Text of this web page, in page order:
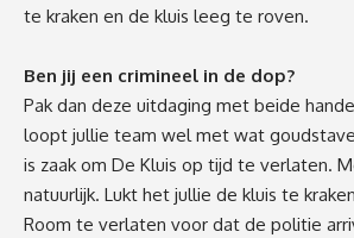
te kraken en de kluis leeg te roven.
Ben jij een crimineel in de dop?
Pak dan deze uitdaging met beide
loopt jullie team wel met wat
is zaak om De Kluis op tijd te verlaten.
natuurlijk. Lukt het jullie de kluis te
Room te verlaten voor dat de politie